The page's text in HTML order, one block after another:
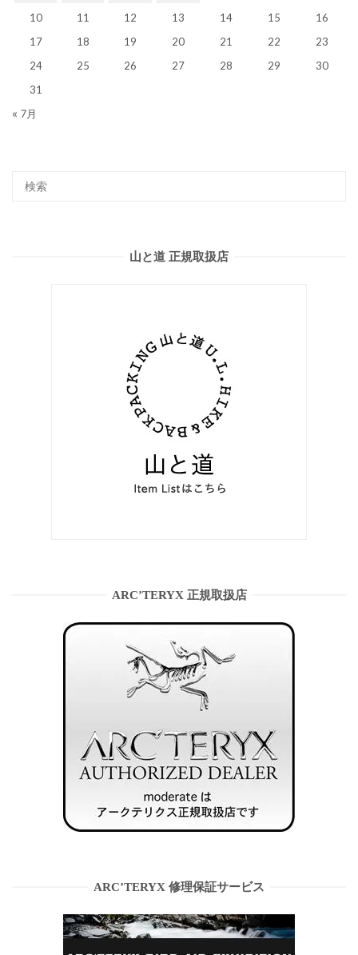
10 11 12 13 14 15
16
17
18 19 20 21 22
23
24
25 26 27 28 29
30
31
« 7月
山と道 正規取扱店
ARC’TERYX 正規取扱店
ARC’TERYX 修理保証サービス